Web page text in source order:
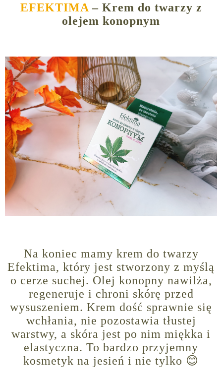
EFEKTIMA – Krem do twarzy z
olejem konopnym
Na koniec mamy krem do twarzy
Efektima, który jest stworzony z myślą
o cerze suchej. Olej konopny nawilża,
regeneruje i chroni skórę przed
wysuszeniem. Krem dość sprawnie się
wchłania, nie pozostawia tłustej
warstwy, a skóra jest po nim miękka i
elastyczna. To bardzo przyjemny
kosmetyk na jesień i nie tylko 😊